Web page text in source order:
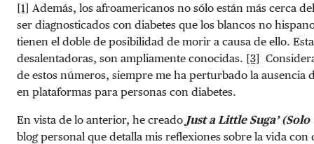
[1] Además, los afroamericanos no sólo están más cerca
ser diagnosticados con diabetes que los blancos no
tienen el doble de posibilidad de morir a causa de ello.
desalentadoras, son ampliamente conocidas. [3]
de estos números, siempre me ha perturbado la ausencia
en plataformas para personas con diabetes.
En vista de lo anterior, he creado Just a Little Suga’
blog personal que detalla mis reflexiones sobre la vida